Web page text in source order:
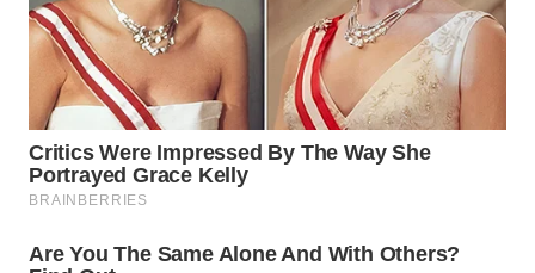
WN
SUBANG
WN
SUKABUMI
WN